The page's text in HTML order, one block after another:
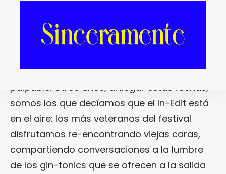
ya lo dije hace unos días, así que permitidme
que ahora diga otra cosa más: esta está
consiguiendo un «festival feeling» más
palpable. Otros años, al llegar estas fechas,
somos los que decíamos que el In-Edit está
en el aire: los más veteranos del festival
disfrutamos re-encontrando viejas caras,
compartiendo conversaciones a la lumbre
de los gin-tonics que se ofrecen a la salida